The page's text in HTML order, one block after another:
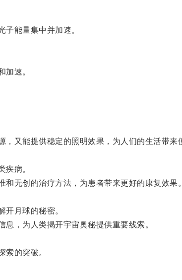
能量集中并加速。
速。
能提供稳定的照明效果，为人们的生活带来
病。
无创的治疗方法，为患者带来更好的康复效果。
月球的秘密。
，为人类揭开宇宙奥秘提供重要线索。
的突破。